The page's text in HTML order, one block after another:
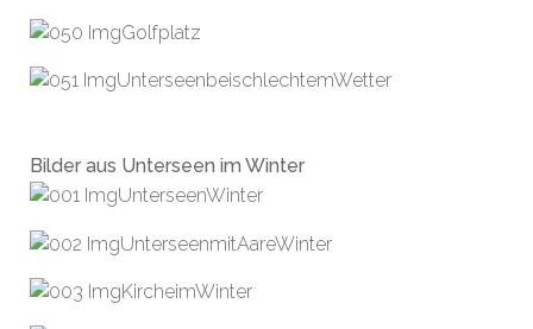
Bilder aus Unterseen im Winter